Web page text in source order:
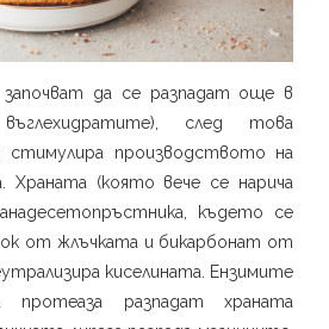
да се разпадат още в
след това
производството на
Храната (която вече се нарича
където се
от жлъчката и бикарбонат от
киселината. Ензимите
протеаза разпадат храната